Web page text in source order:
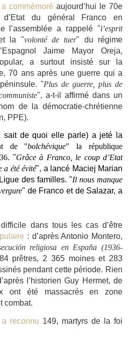
a commémoré aujourd’hui le 70e
du général Franco en
l’assemblée a rappelé "l’esprit
la "volonté de tuer" du régime
Jaime Mayor Oreja,
a surtout insisté sur la
70 ans après une guerre qui a
"Plus de guerre, plus de
", a-t-il affirmé dans un
de la démocratie-chrétienne
PPE).
sait de quoi elle parle) a jeté la
de "bolchévique" la république
. "Grâce à Franco, le coup d’Etat
a été évité", a lancé Maciej Marian
des familles. "Il nous manque
" de Franco et de Salazar, a
dans tous les cas d’être
: d’après Antonio Montero,
religiosa en España (1936-
prêtres, 2 365 moines et 283
pendant cette période. Rien
l’historien Guy Hermet, de
ont été massacrés en zone
combat.
reconnu 149, martyrs de la foi